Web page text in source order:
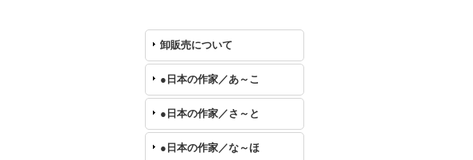
卸販売について
●日本の作家／あ～こ
●日本の作家／さ～と
●日本の作家／な～ほ